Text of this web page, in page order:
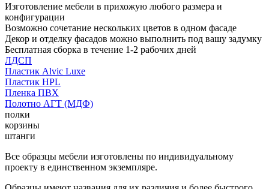
Изготовление мебели в прихожую любого размера и
конфигурации
Возможно сочетание нескольких цветов в одном фасаде
Декор и отделку фасадов можно выполнить под вашу задумку
Бесплатная сборка в течение 1-2 рабочих дней
ЛДСП
Пластик Alvic Luxe
Пластик HPL
Пленка ПВХ
Полотно АГТ (МДФ)
полки
корзины
штанги
Все образцы мебели изготовлены по индивидуальному
проекту в единственном экземпляре.